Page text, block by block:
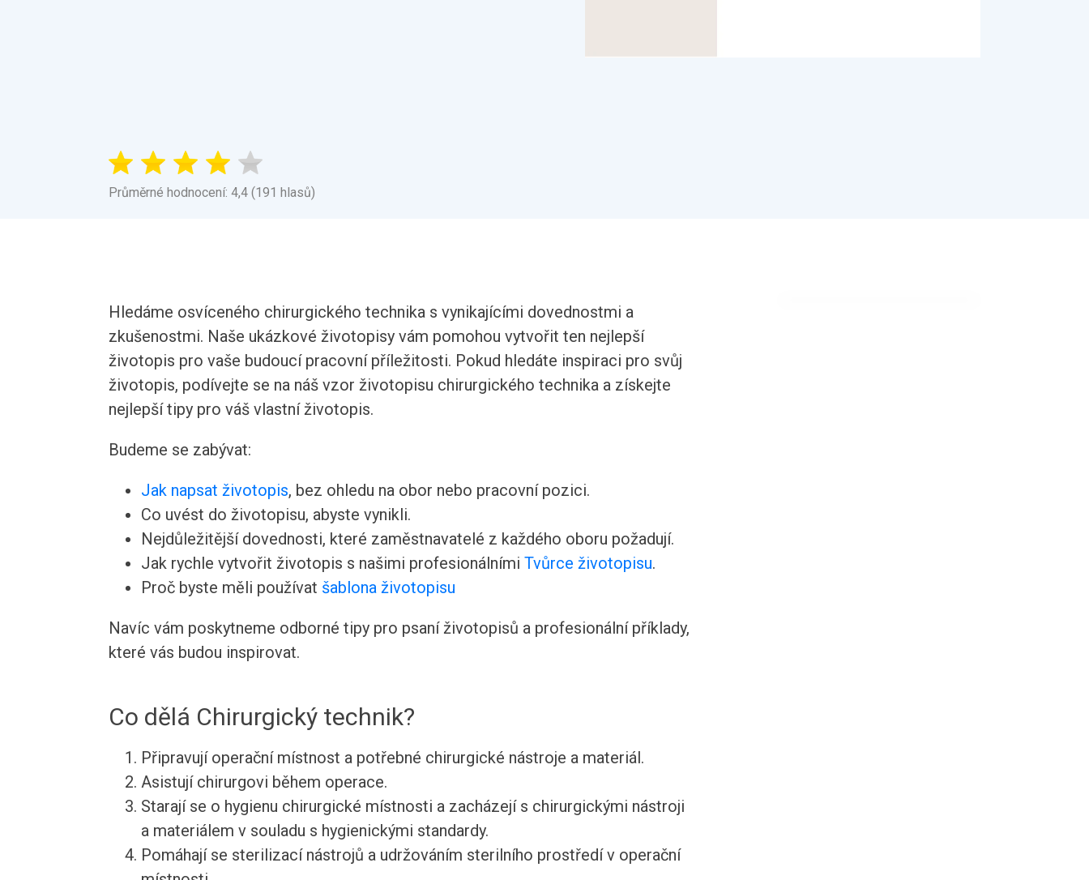
Průměrné hodnocení: 4,4 (191 hlasů)
Hledáme osvíceného chirurgického technika s vynikajícími dovednostmi a
zkušenostmi. Naše ukázkové životopisy vám pomohou vytvořit ten nejlepší
životopis pro vaše budoucí pracovní příležitosti. Pokud hledáte inspiraci pro svůj
životopis, podívejte se na náš vzor životopisu chirurgického technika a získejte
nejlepší tipy pro váš vlastní životopis.
Budeme se zabývat:
Jak napsat životopis, bez ohledu na obor nebo pracovní pozici.
Co uvést do životopisu, abyste vynikli.
Nejdůležitější dovednosti, které zaměstnavatelé z každého oboru požadují.
Jak rychle vytvořit životopis s našimi profesionálnímiTvůrce životopisu.
Proč byste měli používat šablona životopisu
Navíc vám poskytneme odborné tipy pro psaní životopisů a profesionální příklady,
které vás budou inspirovat.
Co dělá Chirurgický technik?
Připravují operační místnost a potřebné chirurgické nástroje a materiál.
Asistují chirurgovi během operace.
Starají se o hygienu chirurgické místnosti a zacházejí s chirurgickými nástroji
a materiálem v souladu s hygienickými standardy.
Pomáhají se sterilizací nástrojů a udržováním sterilního prostředí v operační